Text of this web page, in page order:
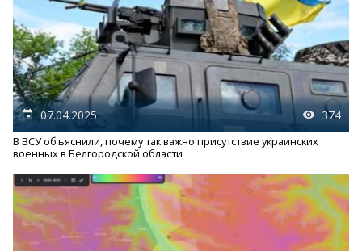
07.04.2025 374
В ВСУ объяснили, почему так важно присутствие украинских
военных в Белгородской области